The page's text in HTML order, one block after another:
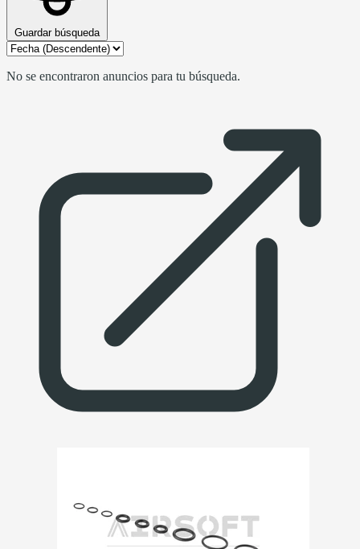
Guardar búsqueda
No se encontraron anuncios para tu búsqueda.